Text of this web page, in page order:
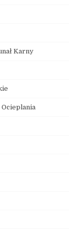
Karny